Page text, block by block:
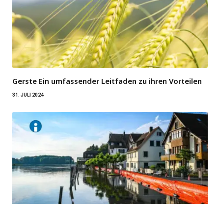
Gerste Ein umfassender Leitfaden zu ihren Vorteilen
31. JULI 2024